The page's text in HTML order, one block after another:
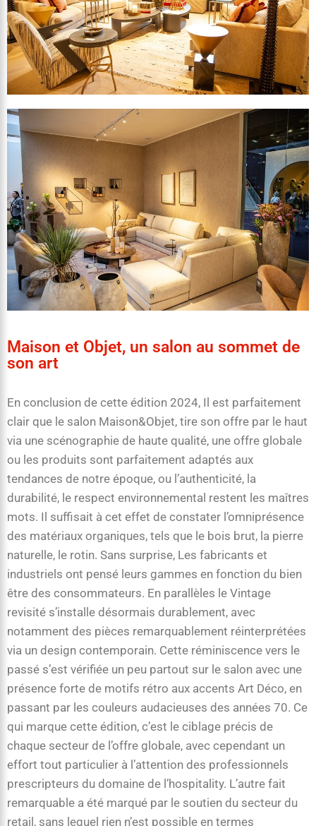
Maison et Objet, un salon au sommet de
son art
En conclusion de cette édition 2024, Il est parfaitement
clair que le salon Maison&Objet, tire son offre par le haut
via une scénographie de haute qualité, une offre globale
ou les produits sont parfaitement adaptés aux
tendances de notre époque, ou l’authenticité, la
durabilité, le respect environnemental restent les maîtres
mots. Il suffisait à cet effet de constater l’omniprésence
des matériaux organiques, tels que le bois brut, la pierre
naturelle, le rotin. Sans surprise, Les fabricants et
industriels ont pensé leurs gammes en fonction du bien
être des consommateurs. En parallèles le Vintage
revisité s’installe désormais durablement, avec
notamment des pièces remarquablement réinterprétées
via un design contemporain. Cette réminiscence vers le
passé s’est vérifiée un peu partout sur le salon avec une
présence forte de motifs rétro aux accents Art Déco, en
passant par les couleurs audacieuses des années 70. Ce
qui marque cette édition, c’est le ciblage précis de
chaque secteur de l’offre globale, avec cependant un
effort tout particulier à l’attention des professionnels
prescripteurs du domaine de l’hospitality. L’autre fait
remarquable a été marqué par le soutien du secteur du
retail, sans lequel rien n’est possible en termes